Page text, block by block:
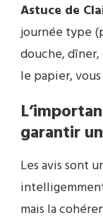
Astuce de
journée type
douche,
le papier,
garantir
Les avis sont
mais la